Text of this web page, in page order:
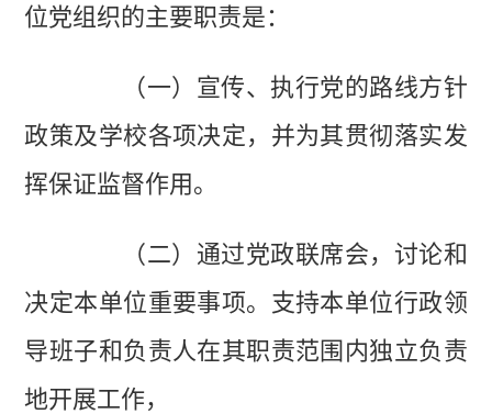
位党组织的主要职责是：
（一）宣传、执行党的路线方针
政策及学校各项决定，并为其贯彻落实发
挥保证监督作用。
（二）通过党政联席会，讨论和
决定本单位重要事项。支持本单位行政领
导班子和负责人在其职责范围内独立负责
地开展工作，